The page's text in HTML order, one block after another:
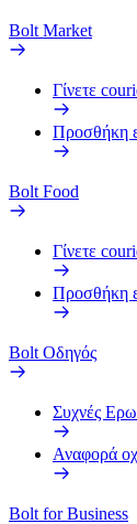
Bolt Market
Γίνετε
Προσθήκη
Bolt Food
Γίνετε
Προσθήκη
Bolt Οδηγός
Συχνές
Αναφορά
Bolt for Business